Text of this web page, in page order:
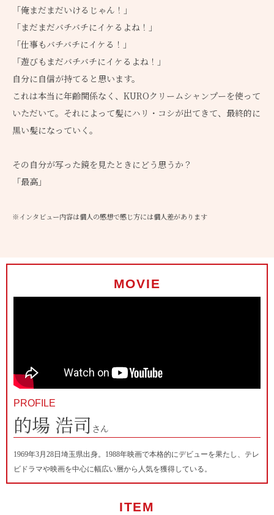
「俺まだまだいけるじゃん！」
「まだまだバチバチにイケるよね！」
「仕事もバチバチにイケる！」
「遊びもまだバチバチにイケるよね！」
自分に自信が持てると思います。
これは本当に年齢関係なく、KUROクリームシャンプーを使って
いただいて。それによって髪にハリ・コシが出てきて、最終的に
黒い髪になっていく。
その自分が写った鏡を見たときにどう思うか？
「最高」
※インタビュー内容は個人の感想で感じ方には個人差があります
MOVIE
PROFILE
的場 浩司 さん
1969年3月28日埼玉県出身。1988年映画で本格的にデビューを果たし、テレ
ビドラマや映画を中心に幅広い層から人気を獲得している。
ITEM